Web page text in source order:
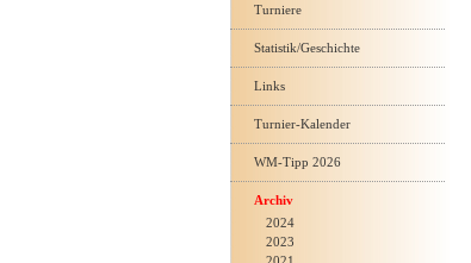
Turniere
Statistik/Geschichte
Links
Turnier-Kalender
WM-Tipp 2026
Archiv
2024
2023